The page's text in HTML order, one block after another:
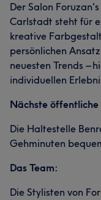
Der Salon
Carlstadt steht für
kreative
persönlichen
neuesten Trends –
individuellen
Nächste
Die Haltestelle
Gehminuten
Das Team:
Die Stylisten von